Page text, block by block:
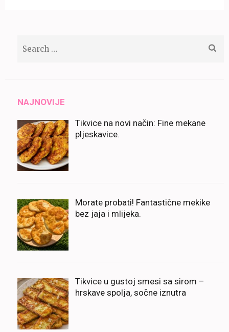
NAJNOVIJE
Tikvice na novi način: Fine mekane
pljeskavice.
Morate probati! Fantastične mekike
bez jaja i mlijeka.
Tikvice u gustoj smesi sa sirom –
hrskave spolja, sočne iznutra